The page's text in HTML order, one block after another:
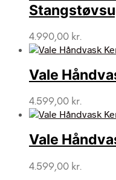
4.990,00 kr.
Vale
4.599,00 kr.
Vale
4.599,00 kr.